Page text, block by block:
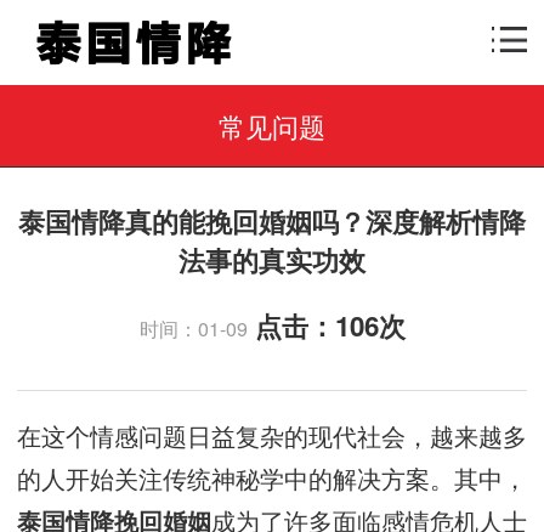
常见问题
泰国情降真的能挽回婚姻吗？深度解析情降
法事的真实功效
时间：01-09 点击： 106次
在这个情感问题日益复杂的现代社会，越来越多
的人开始关注传统神秘学中的解决方案。其中，
泰国情降挽回婚姻成为了许多面临感情危机人士